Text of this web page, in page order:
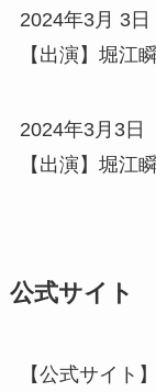
2024年3月 3
【出演】堀
2024年3月3日
【出演】堀
公式サイト
【公式サイト】